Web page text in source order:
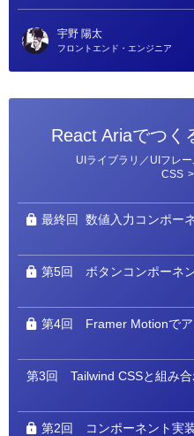
宇野 陽太
フロントエンド・エンジニア
React Ariaでつく
ー
UIライブラリ／UIフレー
CSS >
最終回 数値入力コンポー
第5回 ボタンコンポーネ
第4回 Framer Motionで
第3回 Tailwind CSSと組み
第2回 コンポーネント実